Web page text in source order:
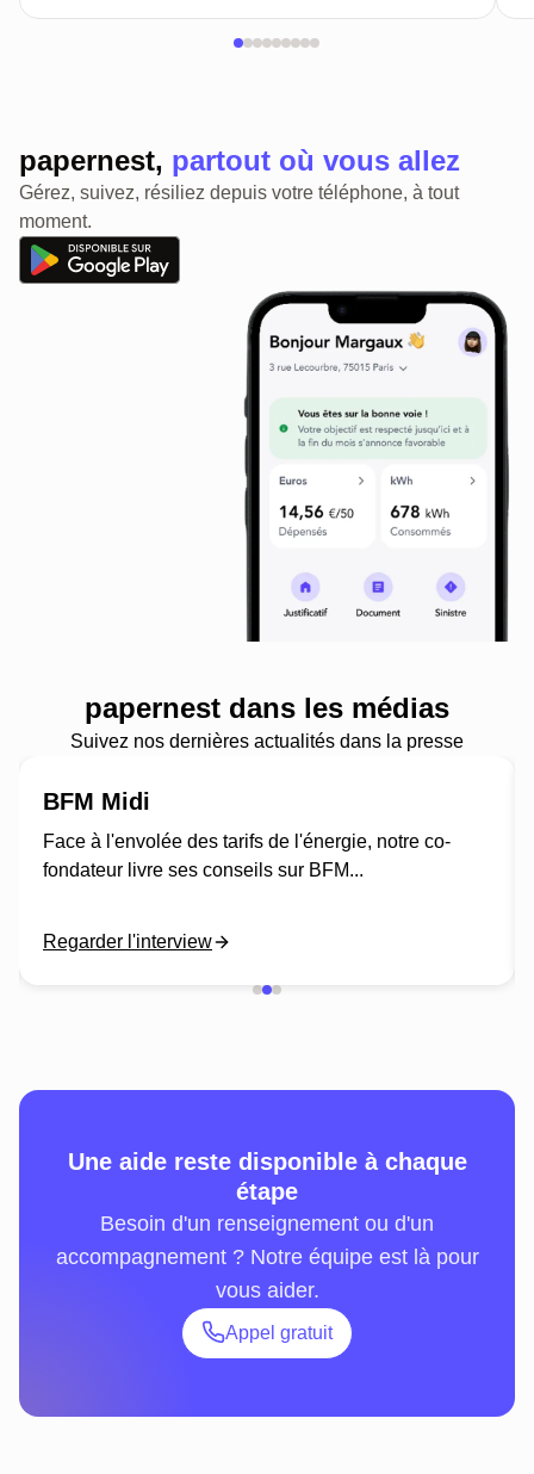
papernest, partout où vous allez
Gérez, suivez, résiliez depuis votre téléphone, à tout
moment.
papernest dans les médias
Suivez nos dernières actualités dans la presse
BFM Midi
Face à l'envolée des tarifs de l'énergie, notre co-
fondateur livre ses conseils sur BFM...
Regarder l'interview
Une aide reste disponible à chaque
étape
Besoin d'un renseignement ou d'un
accompagnement ? Notre équipe est là pour
vous aider.
Appel gratuit